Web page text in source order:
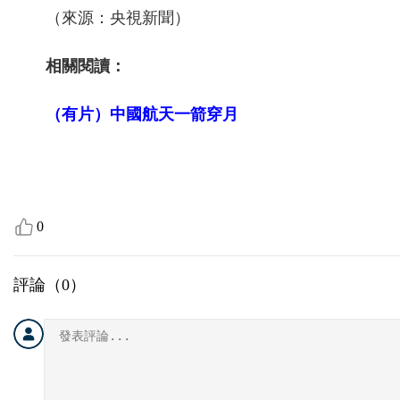
（來源：央視新聞）
相關閱讀：
（有片）中國航天一箭穿月
0
評論（0）